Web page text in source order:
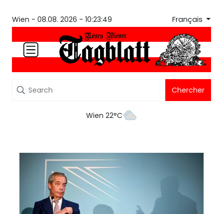
Wien - 08.08. 2026 - 10:23:49 Français
Chercher
Wien 22°C